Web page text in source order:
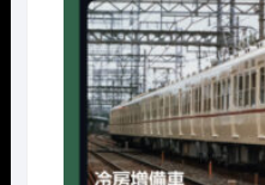
¥14,300
で
し
た。
は
¥10,010
で
す。